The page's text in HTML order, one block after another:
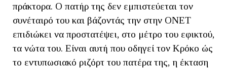
πράκτορα. Ο πατήρ της δεν εμπιστεύεται τον
συνέταιρό του και βάζοντάς την στην ΟΝΕΤ
επιδιώκει να προστατέψει, στο μέτρο του εφικτού,
τα νώτα του. Είναι αυτή που οδηγεί τον Κρόκο ώς
το εντυπωσιακό ριζόρτ του πατέρα της, η έκταση